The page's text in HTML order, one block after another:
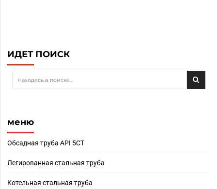
ИДЕТ ПОИСК
меню
Обсадная труба API 5CT
Легированная стальная труба
Котельная стальная труба